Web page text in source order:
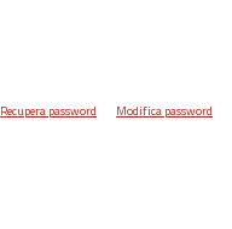
Recupera password Modifica password